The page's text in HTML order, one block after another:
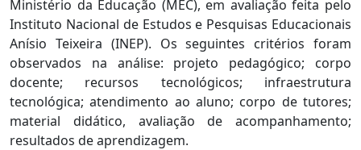
Ministério da Educação (MEC), em avaliação feita pelo
Instituto Nacional de Estudos e Pesquisas Educacionais
Anísio Teixeira (INEP). Os seguintes critérios foram
observados na análise: projeto pedagógico; corpo
docente; recursos tecnológicos; infraestrutura
tecnológica; atendimento ao aluno; corpo de tutores;
material didático, avaliação de acompanhamento;
resultados de aprendizagem.